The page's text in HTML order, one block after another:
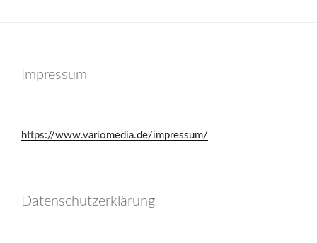
Impressum
https://www.variomedia.de/impressum/
Datenschutzerklärung